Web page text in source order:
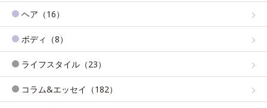
ヘア（16）
ボディ（8）
ライフスタイル（23）
コラム&エッセイ（182）